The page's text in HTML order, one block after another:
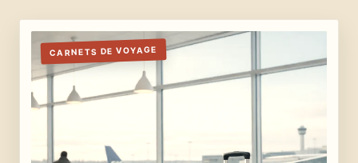
CARNETS DE VOYAGE